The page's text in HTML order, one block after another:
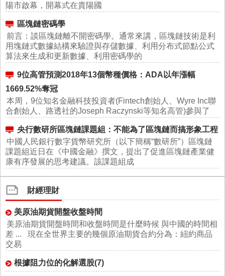
陽市啟幕，開幕式在貴陽國
區塊鏈密碼學
前言：談區塊鏈離不開密碼學。通常來講，區塊鏈技術是利
用塊鏈式數據結構來驗證與存儲數據、利用分布式節點公式
算法來生成和更新數據、利用密碼學的
9位高管預測2018年13個幣種價格：ADA以年漲幅
1669.52%奪冠
本周，9位知名金融科技投資者(Fintech創始人、Wyre Inc聯
合創始人、路透社的Joseph Raczynski等知名高管)參與了
央行數研所區塊鏈課題組：不能為了區塊鏈而搞形象工程
中國人民銀行數字貨幣研究所（以下簡稱“數研所”）區塊鏈
課題組近日在《中國金融》撰文，提出了促進區塊鏈產業健
康有序發展的思考建議。該課題組成
財經理財
美原油期貨開盤收盤時間
美原油期貨開盤時間和收盤時間是什麼時候 與中國的時間相
差 ... 現在全世界主要的幾個原油期貨合約分為：紐約商品
交易
根據阻力位的化解選股(7)